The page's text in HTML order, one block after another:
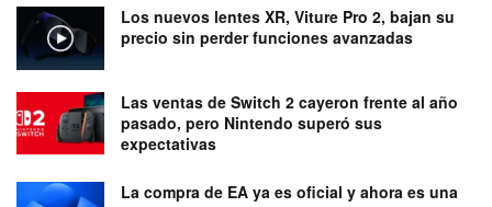
Los nuevos lentes XR, Viture Pro 2, bajan su
precio sin perder funciones avanzadas
Las ventas de Switch 2 cayeron frente al año
pasado, pero Nintendo superó sus
expectativas
La compra de EA ya es oficial y ahora es una